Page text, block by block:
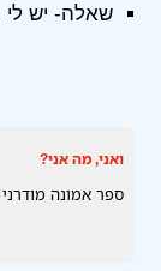
שאלה- יש
ואני, מה אני?
ספר אמונה